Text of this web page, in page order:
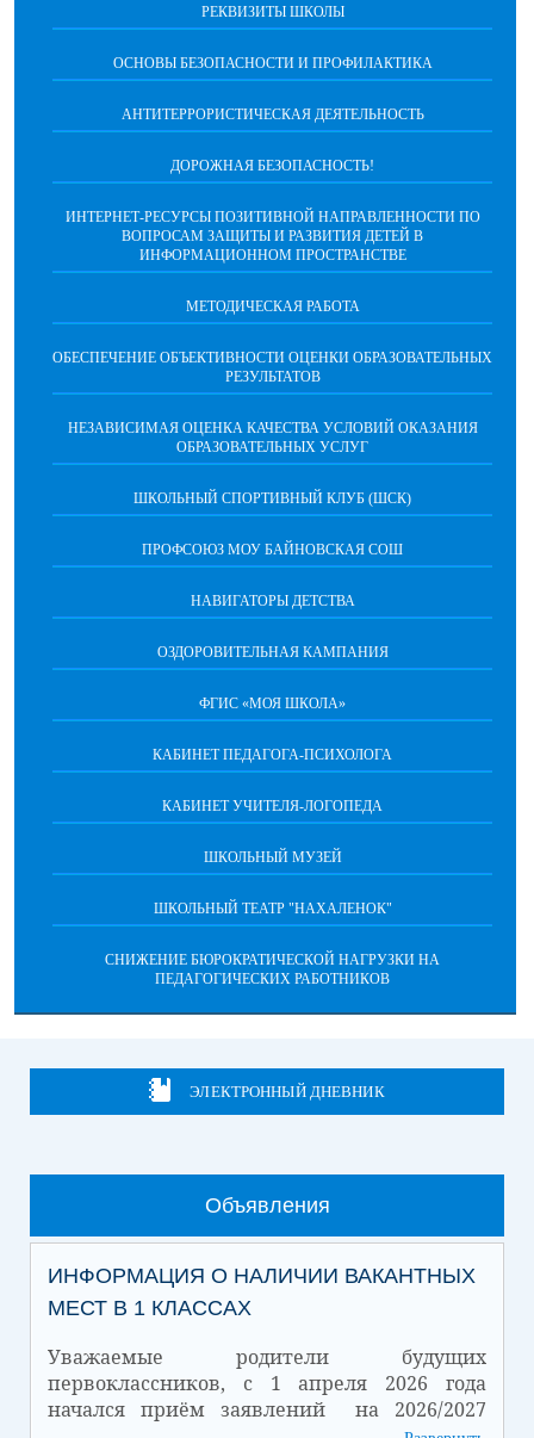
РЕКВИЗИТЫ ШКОЛЫ
ОСНОВЫ БЕЗОПАСНОСТИ И ПРОФИЛАКТИКА
АНТИТЕРРОРИСТИЧЕСКАЯ ДЕЯТЕЛЬНОСТЬ
ДОРОЖНАЯ БЕЗОПАСНОСТЬ!
ИНТЕРНЕТ-РЕСУРСЫ ПОЗИТИВНОЙ НАПРАВЛЕННОСТИ ПО
ВОПРОСАМ ЗАЩИТЫ И РАЗВИТИЯ ДЕТЕЙ В
ИНФОРМАЦИОННОМ ПРОСТРАНСТВЕ
МЕТОДИЧЕСКАЯ РАБОТА
ОБЕСПЕЧЕНИЕ ОБЪЕКТИВНОСТИ ОЦЕНКИ ОБРАЗОВАТЕЛЬНЫХ
РЕЗУЛЬТАТОВ
НЕЗАВИСИМАЯ ОЦЕНКА КАЧЕСТВА УСЛОВИЙ ОКАЗАНИЯ
ОБРАЗОВАТЕЛЬНЫХ УСЛУГ
ШКОЛЬНЫЙ СПОРТИВНЫЙ КЛУБ (ШСК)
ПРОФСОЮЗ МОУ БАЙНОВСКАЯ СОШ
НАВИГАТОРЫ ДЕТСТВА
ОЗДОРОВИТЕЛЬНАЯ КАМПАНИЯ
ФГИС «МОЯ ШКОЛА»
КАБИНЕТ ПЕДАГОГА-ПСИХОЛОГА
КАБИНЕТ УЧИТЕЛЯ-ЛОГОПЕДА
ШКОЛЬНЫЙ МУЗЕЙ
ШКОЛЬНЫЙ ТЕАТР "НАХАЛЕНОК"
СНИЖЕНИЕ БЮРОКРАТИЧЕСКОЙ НАГРУЗКИ НА
ПЕДАГОГИЧЕСКИХ РАБОТНИКОВ
ЭЛЕКТРОННЫЙ ДНЕВНИК
Объявления
ИНФОРМАЦИЯ О НАЛИЧИИ ВАКАНТНЫХ
МЕСТ В 1 КЛАССАХ
Уважаемые родители будущих
первоклассников, с 1 апреля 2026 года
начался приём заявлений на 2026/2027